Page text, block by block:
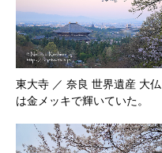
東大寺 ／ 奈良 世界遺産 大仏
は金メッキで輝いていた。